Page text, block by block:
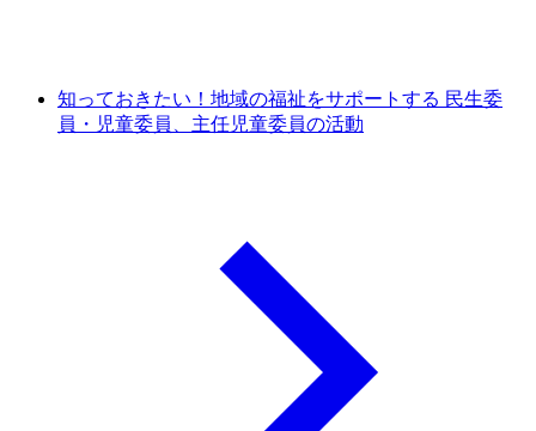
知っておきたい！地域の福祉をサポートする 民生委
員・児童委員、主任児童委員の活動